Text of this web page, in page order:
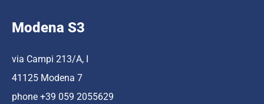
Modena S3
via Campi 213/A, I
41125 Modena 7
phone +39 059 2055629